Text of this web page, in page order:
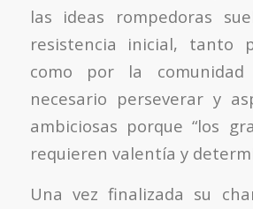
las ideas rompedoras
resistencia inicial, tanto
como por la comunidad
necesario perseverar y
ambiciosas porque “los
requieren valentía y
Una vez finalizada su